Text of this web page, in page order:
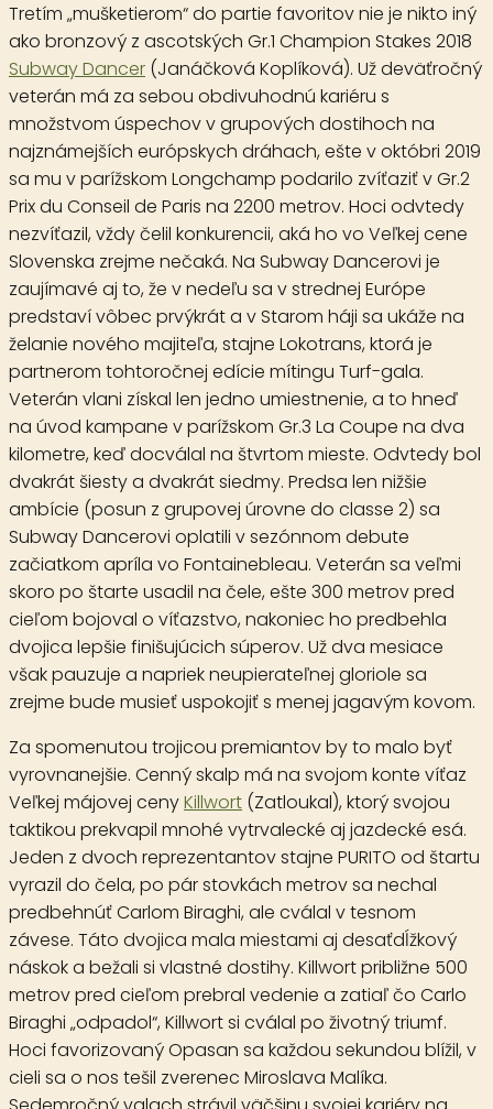
Tretím „mušketierom“ do partie favoritov nie je nikto iný
ako bronzový z ascotských Gr.1 Champion Stakes 2018
Subway Dancer (Janáčková Koplíková). Už deväťročný
veterán má za sebou obdivuhodnú kariéru s
množstvom úspechov v grupových dostihoch na
najznámejších európskych dráhach, ešte v októbri 2019
sa mu v parížskom Longchamp podarilo zvíťaziť v Gr.2
Prix du Conseil de Paris na 2200 metrov. Hoci odvtedy
nezvíťazil, vždy čelil konkurencii, aká ho vo Veľkej cene
Slovenska zrejme nečaká. Na Subway Dancerovi je
zaujímavé aj to, že v nedeľu sa v strednej Európe
predstaví vôbec prvýkrát a v Starom háji sa ukáže na
želanie nového majiteľa, stajne Lokotrans, ktorá je
partnerom tohtoročnej edície mítingu Turf-gala.
Veterán vlani získal len jedno umiestnenie, a to hneď
na úvod kampane v parížskom Gr.3 La Coupe na dva
kilometre, keď docválal na štvrtom mieste. Odvtedy bol
dvakrát šiesty a dvakrát siedmy. Predsa len nižšie
ambície (posun z grupovej úrovne do classe 2) sa
Subway Dancerovi oplatili v sezónnom debute
začiatkom apríla vo Fontainebleau. Veterán sa veľmi
skoro po štarte usadil na čele, ešte 300 metrov pred
cieľom bojoval o víťazstvo, nakoniec ho predbehla
dvojica lepšie finišujúcich súperov. Už dva mesiace
však pauzuje a napriek neupierateľnej gloriole sa
zrejme bude musieť uspokojiť s menej jagavým kovom.
Za spomenutou trojicou premiantov by to malo byť
vyrovnanejšie. Cenný skalp má na svojom konte víťaz
Veľkej májovej cenyKillwort (Zatloukal), ktorý svojou
taktikou prekvapil mnohé vytrvalecké aj jazdecké esá.
Jeden z dvoch reprezentantov stajne PURITO od štartu
vyrazil do čela, po pár stovkách metrov sa nechal
predbehnúť Carlom Biraghi, ale cválal v tesnom
závese. Táto dvojica mala miestami aj desaťdĺžkový
náskok a bežali si vlastné dostihy. Killwort približne 500
metrov pred cieľom prebral vedenie a zatiaľ čo Carlo
Biraghi „odpadol“, Killwort si cválal po životný triumf.
Hoci favorizovaný Opasan sa každou sekundou blížil, v
cieli sa o nos tešil zverenec Miroslava Malíka.